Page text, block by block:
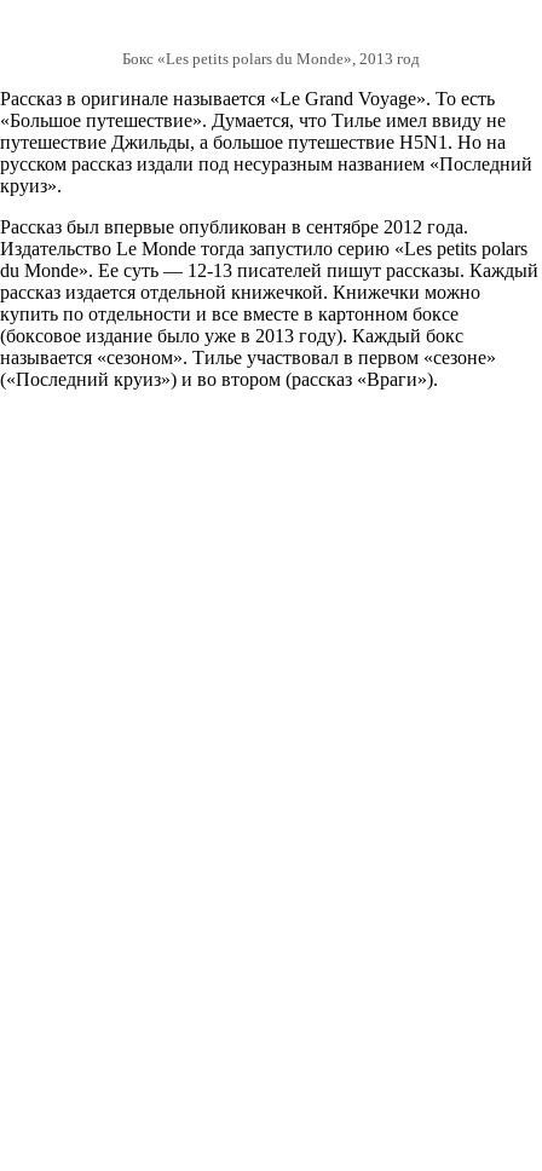
Бокс «Les petits polars du Monde», 2013 год
Рассказ в оригинале называется «Le Grand Voyage». То есть
«Большое путешествие». Думается, что Тилье имел ввиду не
путешествие Джильды, а большое путешествие H5N1. Но на
русском рассказ издали под несуразным названием «Последний
круиз».
Рассказ был впервые опубликован в сентябре 2012 года.
Издательство Le Monde тогда запустило серию «Les petits polars
du Monde». Ее суть — 12-13 писателей пишут рассказы. Каждый
рассказ издается отдельной книжечкой. Книжечки можно
купить по отдельности и все вместе в картонном боксе
(боксовое издание было уже в 2013 году). Каждый бокс
называется «сезоном». Тилье участвовал в первом «сезоне»
(«Последний круиз») и во втором (рассказ «Враги»).